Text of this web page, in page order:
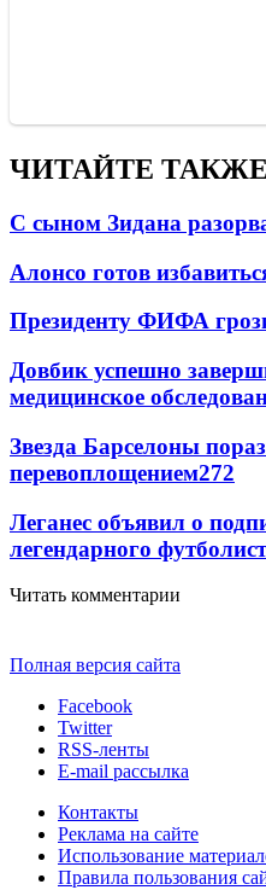
ЧИТАЙТЕ ТАКЖЕ
С сыном Зидана
Алонсо готов
Президенту ФИФА
Довбик успешно
медицинское
Звезда Барселоны
перевоплощением272
Леганес объявил о
легендарного
Читать комментарии
Полная версия сайта
Facebook
Twitter
RSS-ленты
E-mail рассылка
Контакты
Реклама на сайте
Использование
Правила пользования